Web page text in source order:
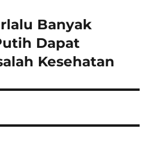
Banyak
Dapat
Kesehatan